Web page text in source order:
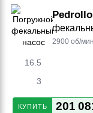
Pedrollo
2900 об/мин
16.5
3
КУПИТЬ 201